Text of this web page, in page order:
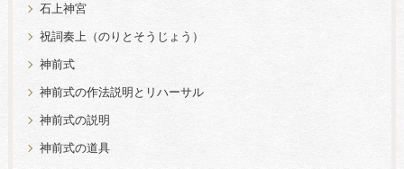
石上神宮
祝詞奏上（のりとそうじょう）
神前式
神前式の作法説明とリハーサル
神前式の説明
神前式の道具